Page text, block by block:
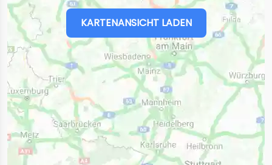
KARTENANSICHT LADEN